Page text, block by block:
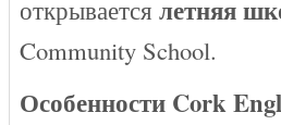
открывается летняя
Community School.
Особенности Cork